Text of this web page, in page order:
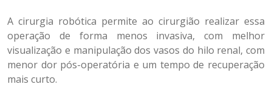
A cirurgia robótica permite ao cirurgião realizar essa
operação de forma menos invasiva, com melhor
visualização e manipulação dos vasos do hilo renal, com
menor dor pós-operatória e um tempo de recuperação
mais curto.